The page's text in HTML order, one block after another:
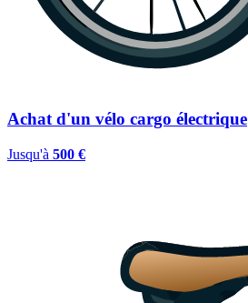
Achat d'un vélo cargo électrique
Jusqu'à 500 €